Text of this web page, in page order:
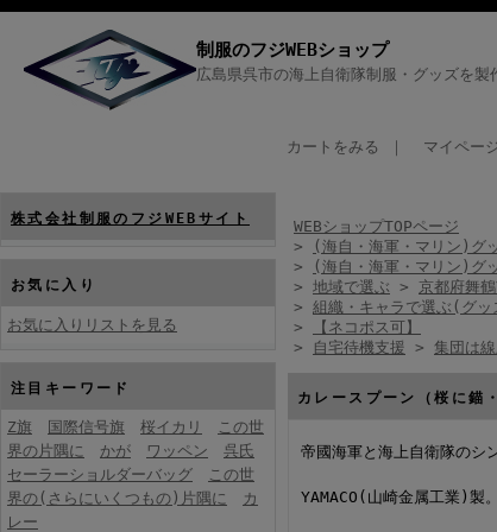
制服のフジWEBショップ
広島県呉市の海上自衛隊制服・グッズを
カートをみる マイペー
株式会社制服のフジWEBサイト
お気に入り
お気に入りリストを見る
注目キーワード
Z旗 国際信号旗 桜イカリ
この世
界の片隅に
かが ワッペン
呉氏
セーラーショルダーバッグ
この世
界の(さらにいくつもの)片隅に
カ
レー
WEBショップTOPページ
>
(海自・海軍・マリン)グ
>
(海自・海軍・マリン)グ
> 地域で選ぶ > 京都府舞
> 組織・キャラで選ぶ(グッ
>
【ネコポス可】
>
自宅待機支援 > 集団は
カレースプーン（桜に錨
帝國海軍と海上自衛隊のシ
YAMACO(山崎金属工業)製。